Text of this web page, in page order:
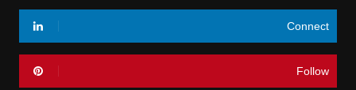
Connect
Follow